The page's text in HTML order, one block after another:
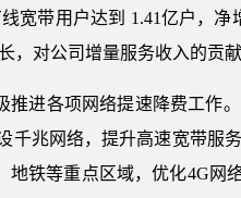
宽带用户达到 1.41亿户，
对公司增量服务收入的贡
进各项网络提速降费工作
兆网络，提升高速宽带服
铁等重点区域，优化4G网